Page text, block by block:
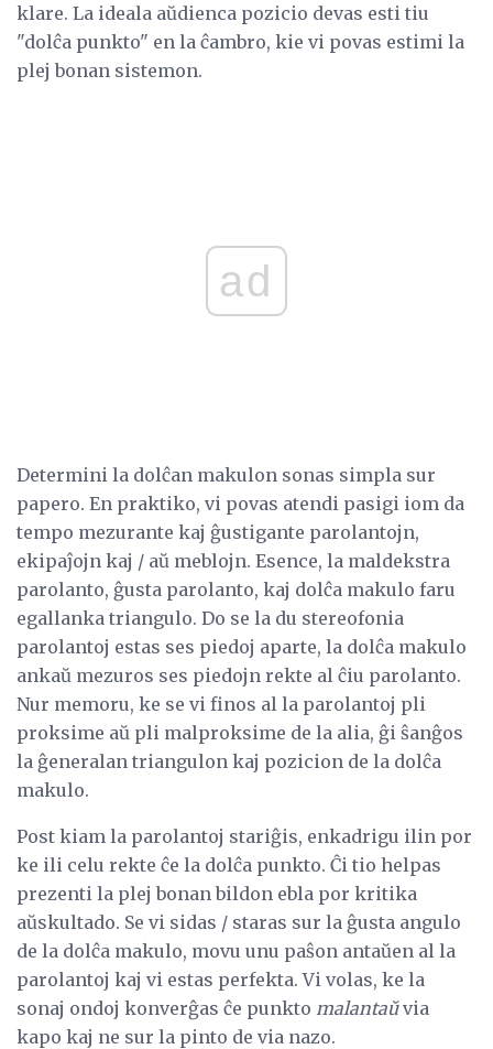
klare. La ideala aŭdienca pozicio devas esti tiu
"dolĉa punkto" en la ĉambro, kie vi povas estimi la
plej bonan sistemon.
ad
Determini la dolĉan makulon sonas simpla sur
papero. En praktiko, vi povas atendi pasigi iom da
tempo mezurante kaj ĝustigante parolantojn,
ekipaĵojn kaj / aŭ meblojn. Esence, la maldekstra
parolanto, ĝusta parolanto, kaj dolĉa makulo faru
egallanka triangulo. Do se la du stereofonia
parolantoj estas ses piedoj aparte, la dolĉa makulo
ankaŭ mezuros ses piedojn rekte al ĉiu parolanto.
Nur memoru, ke se vi finos al la parolantoj pli
proksime aŭ pli malproksime de la alia, ĝi ŝanĝos
la ĝeneralan triangulon kaj pozicion de la dolĉa
makulo.
Post kiam la parolantoj stariĝis, enkadrigu ilin por
ke ili celu rekte ĉe la dolĉa punkto. Ĉi tio helpas
prezenti la plej bonan bildon ebla por kritika
aŭskultado. Se vi sidas / staras sur la ĝusta angulo
de la dolĉa makulo, movu unu paŝon antaŭen al la
parolantoj kaj vi estas perfekta. Vi volas, ke la
sonaj ondoj konverĝas ĉe punkto malantaŭvia
kapo kaj ne sur la pinto de via nazo.